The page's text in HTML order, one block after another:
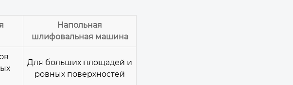
Напольная
шлифовальная машина
Для больших площадей и
ровных поверхностей